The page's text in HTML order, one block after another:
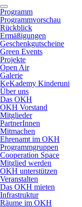
Programm
Programmvorschau
Rückblick
Ermäßigungen
Geschenkgutscheine
Green Events
Projekte
Open Air
Galerie
KeKademy Kinderuni
Über uns
Das OKH
OKH Vorstand
Mitglieder
PartnerInnen
Mitmachen
Ehrenamt im OKH
Programmgruppen
Cooperation Space
Mitglied werden
OKH unterstützen
Veranstalten
Das OKH mieten
Infrastruktur
Räume im OKH